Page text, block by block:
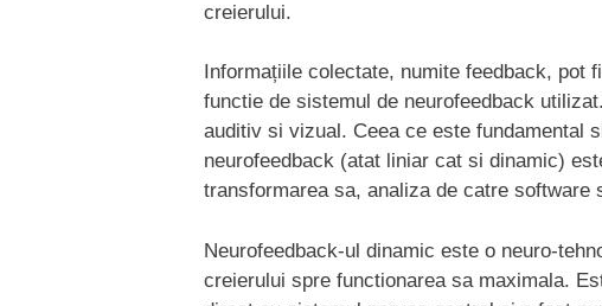
creierului.
Informațiile colectate, numite feedback,
functie de sistemul de neurofeedback
auditiv si vizual. Ceea ce este fundamental
neurofeedback (atat liniar cat si dinamic)
transformarea sa, analiza de catre software
Neurofeedback-ul dinamic este o neuro-
creierului spre functionarea sa maximala.